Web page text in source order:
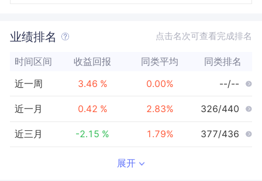
业绩排名 点击名次可查看完成排名
时间区间 收益回报 同类平均 同类排名
近一周 3.46 % 0.00% --/--
近一月 0.42 % 2.83% 326/440
近三月 -2.15 % 1.79% 377/436
展开